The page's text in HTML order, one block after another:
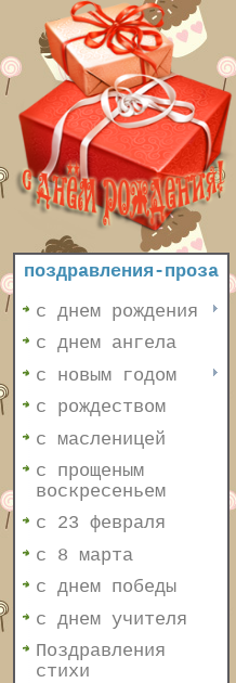
поздравления-проза
с днем рождения
с днем ангела
с новым годом
с рождеством
с масленицей
с прощеным
воскресеньем
с 23 февраля
с 8 марта
с днем победы
с днем учителя
Поздравления
стихи